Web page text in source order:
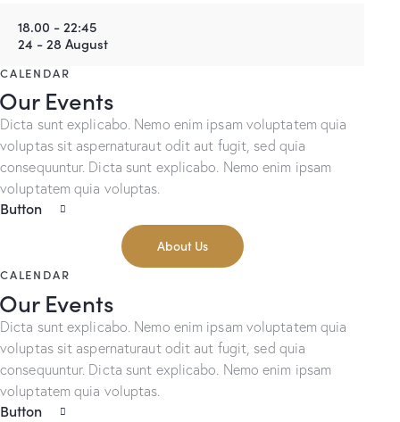
18.00 - 22:45
24 - 28 August
CALENDAR
Our Events
Dicta sunt explicabo. Nemo enim ipsam voluptatem quia
voluptas sit aspernaturaut odit aut fugit, sed quia
consequuntur. Dicta sunt explicabo. Nemo enim ipsam
voluptatem quia voluptas.
Button
About Us
CALENDAR
Our Events
Dicta sunt explicabo. Nemo enim ipsam voluptatem quia
voluptas sit aspernaturaut odit aut fugit, sed quia
consequuntur. Dicta sunt explicabo. Nemo enim ipsam
voluptatem quia voluptas.
Button